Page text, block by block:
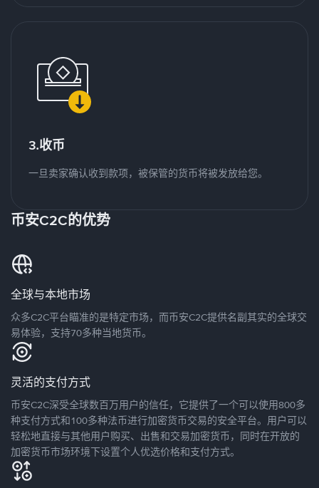
3.收币
一旦卖家确认收到款项，被保管的货币将被发放给您。
币安C2C的优势
全球与本地市场
众多C2C平台瞄准的是特定市场，而币安C2C提供名副其实的全球交
易体验，支持70多种当地货币。
灵活的支付方式
币安C2C深受全球数百万用户的信任，它提供了一个可以使用800多
种支付方式和100多种法币进行加密货币交易的安全平台。用户可以
轻松地直接与其他用户购买、出售和交易加密货币，同时在开放的
加密货币市场环境下设置个人优选价格和支付方式。